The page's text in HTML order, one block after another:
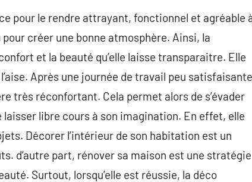
pour le rendre attrayant, fonctionnel et agréable
créer une bonne atmosphère. Ainsi, la
et la beauté qu’elle laisse transparaitre. Elle
Après une journée de travail peu
très réconfortant. Cela permet alors de s’évader
libre cours à son imagination. En effet, elle
Décorer l’intérieur de son habitation est un
d’autre part, rénover sa maison est une stratégie
Surtout, lorsqu’elle est réussie, la déco